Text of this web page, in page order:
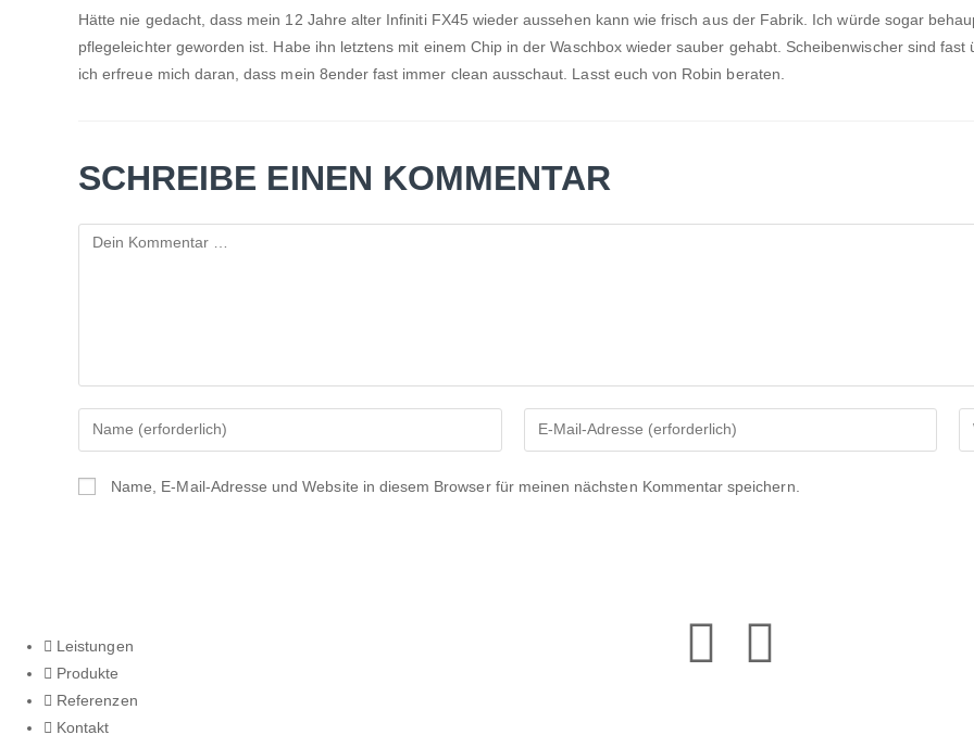
Hätte nie gedacht, dass mein 12 Jahre alter Infiniti FX45 wieder aussehen kann wie frisch aus der Fabrik. Ich würde sogar
pflegeleichter geworden ist. Habe ihn letztens mit einem Chip in der Waschbox wieder sauber gehabt. Scheibenwischer sind
ich erfreue mich daran, dass mein 8ender fast immer clean ausschaut. Lasst euch von Robin beraten.
SCHREIBE EINEN KOMMENTAR
Name, E-Mail-Adresse und Website in diesem Browser für meinen nächsten Kommentar speichern.
Leistungen
Produkte
Referenzen
Kontakt